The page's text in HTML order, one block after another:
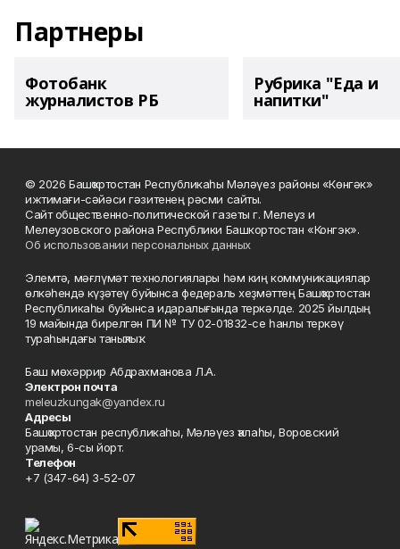
Партнеры
Фотобанк
журналистов РБ
Рубрика "Еда и
напитки"
© 2026 Башҡортостан Республикаһы Мәләүез районы «Көнгәк»
ижтимағи-сәйәси гәзитенең рәсми сайты.
Сайт общественно-политической газеты г. Мелеуз и
Мелеузовского района Республики Башкортостан «Конгэк».
Об использовании персональных данных
Элемтә, мәғлүмәт технологиялары һәм киң коммуникациялар
өлкәһендә күҙәтеү буйынса федераль хеҙмәттең Башҡортостан
Республикаһы буйынса идаралығында теркәлде. 2025 йылдың
19 майында бирелгән ПИ № ТУ 02-01832-се һанлы теркәү
тураһындағы таныҡлыҡ.
Баш мөхәррир Абдрахманова Л.А.
Электрон почта
meleuzkungak@yandex.ru
Адресы
Башҡортостан республикаһы, Мәләүез ҡалаһы, Воровский
урамы, 6-сы йорт.
Телефон
+7 (347-64) 3-52-07